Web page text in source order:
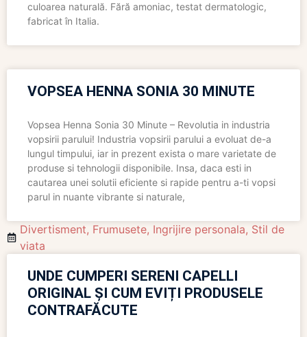
culoarea naturală. Fără amoniac, testat dermatologic,
fabricat în Italia.
VOPSEA HENNA SONIA 30 MINUTE
Vopsea Henna Sonia 30 Minute – Revolutia in industria
vopsirii parului! Industria vopsirii parului a evoluat de-a
lungul timpului, iar in prezent exista o mare varietate de
produse si tehnologii disponibile. Insa, daca esti in
cautarea unei solutii eficiente si rapide pentru a-ti vopsi
parul in nuante vibrante si naturale,
Divertisment, Frumusete, Ingrijire personala, Stil de
viata
UNDE CUMPERI SERENI CAPELLI
ORIGINAL ȘI CUM EVIȚI PRODUSELE
CONTRAFĂCUTE